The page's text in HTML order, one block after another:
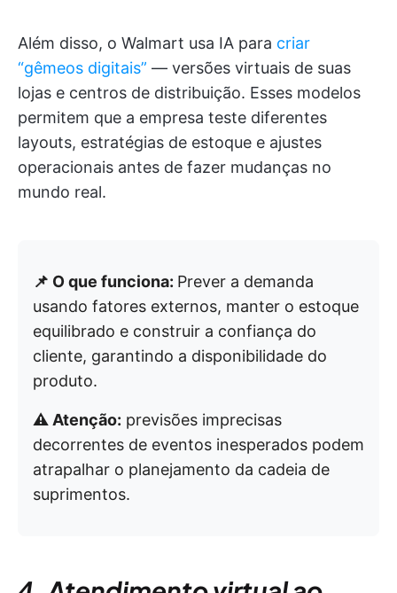
Além disso, o Walmart usa IA para criar
“gêmeos digitais” — versões virtuais de suas
lojas e centros de distribuição. Esses modelos
permitem que a empresa teste diferentes
layouts, estratégias de estoque e ajustes
operacionais antes de fazer mudanças no
mundo real.
📌 O que funciona: Prever a demanda
usando fatores externos, manter o estoque
equilibrado e construir a confiança do
cliente, garantindo a disponibilidade do
produto.
⚠️ Atenção: previsões imprecisas
decorrentes de eventos inesperados podem
atrapalhar o planejamento da cadeia de
suprimentos.